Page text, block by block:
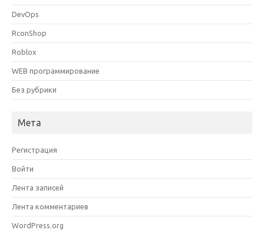
DevOps
RconShop
Roblox
WEB программирование
Без рубрики
Мета
Регистрация
Войти
Лента записей
Лента комментариев
WordPress.org